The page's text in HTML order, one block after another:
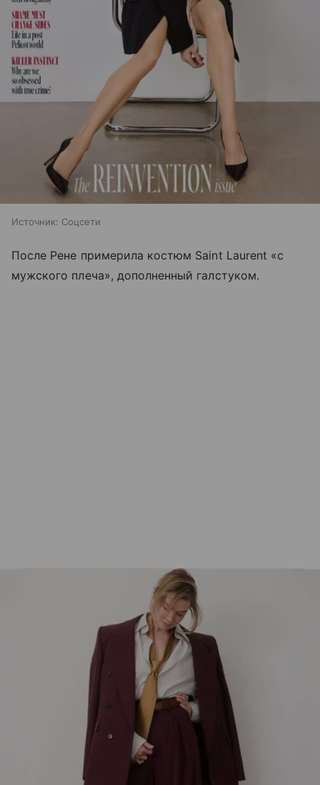
Источник: Соцсети
После Рене примерила костюм Saint Laurent «с
мужского плеча», дополненный галстуком.